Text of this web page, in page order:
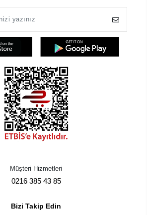
Müşteri Hizmetleri
0216 385 43 85
Bizi Takip Edin